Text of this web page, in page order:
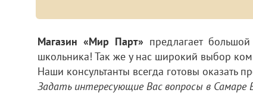
Магазин «Мир Парт» предлагает
школьника! Так же у нас широкий выбор
Наши консультанты всегда готовы оказать
Задать интересующие Вас вопросы в